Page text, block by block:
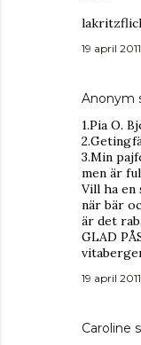
19 april
Anonym
1.Pia O.
3.Min
men är
Vill ha
när bär
är det
GLAD
19 april
Caroline